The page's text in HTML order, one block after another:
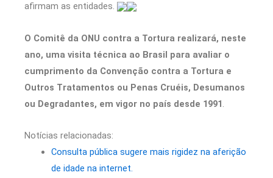
afirmam as entidades.
O Comitê da ONU contra a Tortura realizará, neste
ano, uma visita técnica ao Brasil para avaliar o
cumprimento da Convenção contra a Tortura e
Outros Tratamentos ou Penas Cruéis, Desumanos
ou Degradantes, em vigor no país desde 1991.
Notícias relacionadas:
Consulta pública sugere mais rigidez na aferição
de idade na internet.